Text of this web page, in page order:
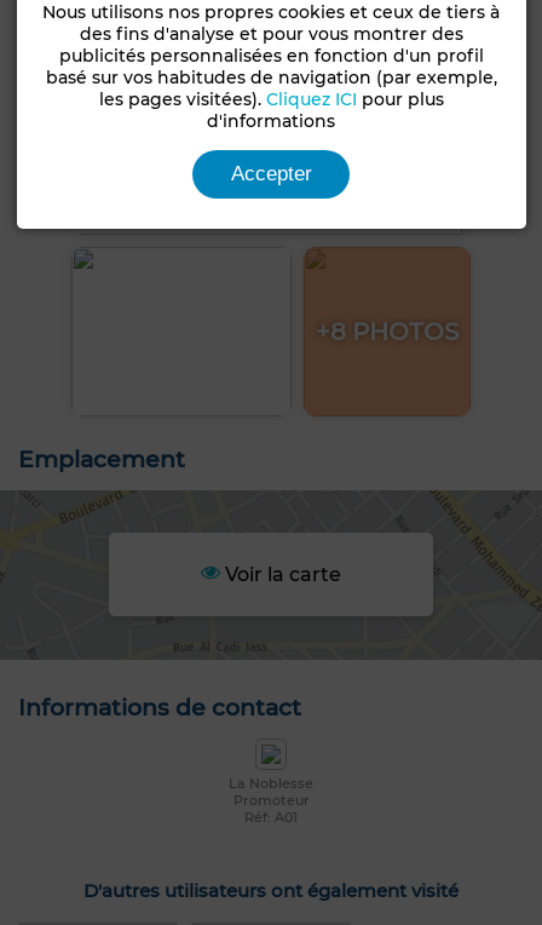
+8 PHOTOS
Emplacement
Voir la carte
Informations de contact
La Noblesse
Promoteur
Réf: A01
D'autres utilisateurs ont également visité
Nous utilisons nos propres cookies et ceux de tiers à
des fins d'analyse et pour vous montrer des
publicités personnalisées en fonction d'un profil
basé sur vos habitudes de navigation (par exemple,
les pages visitées). Cliquez ICI pour plus
d'informations
Accepter